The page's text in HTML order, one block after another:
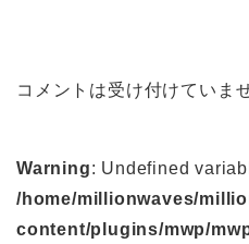
コメントは受け付けていま
Warning: Undefined
/home/millionwaves/
content/plugins/mwp/